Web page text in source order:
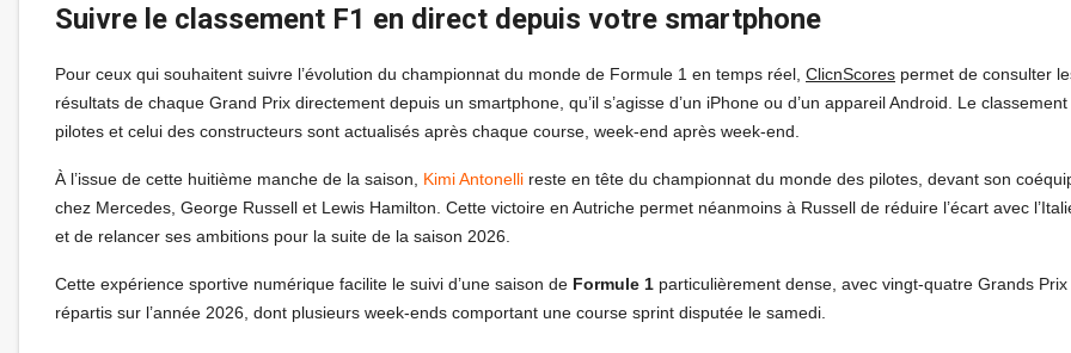
Suivre le classement F1 en direct depuis votre smartphone
Pour ceux qui souhaitent suivre l’évolution du championnat du monde de Formule 1 en temps réel, ClicnScores permet de consulter
résultats de chaque Grand Prix directement depuis un smartphone, qu’il s’agisse d’un iPhone ou d’un appareil Android. Le
pilotes et celui des constructeurs sont actualisés après chaque course, week-end après week-end.
À l’issue de cette huitième manche de la saison, Kimi Antonelli reste en tête du championnat du monde des pilotes, devant son
chez Mercedes, George Russell et Lewis Hamilton. Cette victoire en Autriche permet néanmoins à Russell de réduire l’écart avec
et de relancer ses ambitions pour la suite de la saison 2026.
Cette expérience sportive numérique facilite le suivi d’une saison de Formule 1 particulièrement dense, avec vingt-quatre Grands Prix
répartis sur l’année 2026, dont plusieurs week-ends comportant une course sprint disputée le samedi.